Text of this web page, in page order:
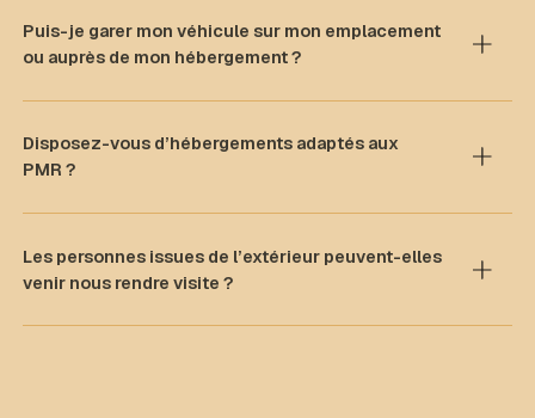
Puis-je garer mon véhicule sur mon emplacement
ou auprès de mon hébergement ?
Disposez-vous d’hébergements adaptés aux
PMR ?
Les personnes issues de l’extérieur peuvent-elles
venir nous rendre visite ?